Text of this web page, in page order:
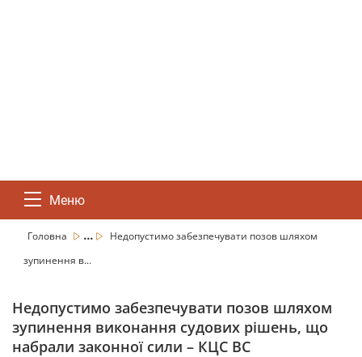
Меню
Головна ...
Недопустимо забезпечувати позов шляхом
зупинення в...
Недопустимо забезпечувати позов шляхом
зупинення виконання судових рішень, що
набрали законної сили – КЦС ВС